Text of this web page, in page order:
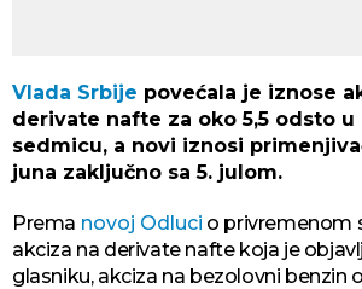
Vlada Srbije povećala je iznose
derivate nafte za oko 5,5 odsto u
sedmicu, a novi iznosi
juna zaključno sa 5. julom.
Prema novoj Odluci o privremenom
akciza na derivate nafte koja je
glasniku, akciza na bezolovni benzin